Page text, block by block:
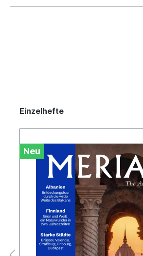
Einzelhefte
Neu